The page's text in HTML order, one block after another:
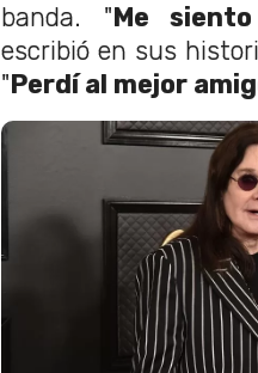
banda. "Me
escribió en sus
"Perdí al mejor